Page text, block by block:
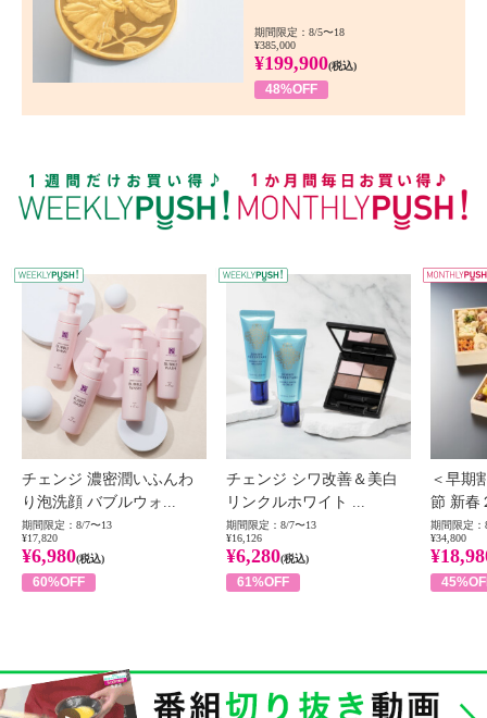
期間限定：8/5〜18
¥385,000
¥199,900(税込)
48%OFF
WEEKLY PUSH
チェンジ 濃密潤いふんわ
り泡洗顔 バブルウォ...
期間限定：8/7〜13
¥17,820
¥6,980(税込)
60%OFF
チェンジ シワ改善＆美白
リンクルホワイト ...
期間限定：8/7〜13
¥16,126
¥6,280(税込)
61%OFF
＜早期
節 新春
期間限定：
¥34,800